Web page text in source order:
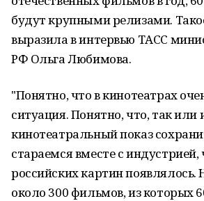
будут крупными релизами.
выразила в интервью ТАСС
РФ Ольга Любимова.
"Понятно, что в кинотеатрах
ситуация. Понятно, что, так или
кинотеатральный показ
стараемся вместе с
российских картин появлялось.
около 300 фильмов, из которых